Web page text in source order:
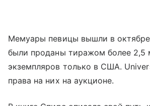
Мемуары певицы вышли в
были проданы тиражом более 2,5
экземпляров только в США.
права на них на аукционе.